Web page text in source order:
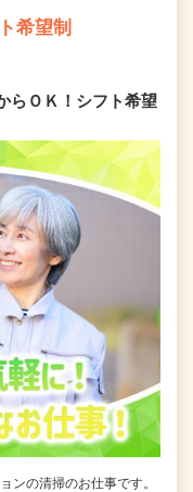
希望制
らＯＫ！シフト希望
ンの清掃のお仕事です。